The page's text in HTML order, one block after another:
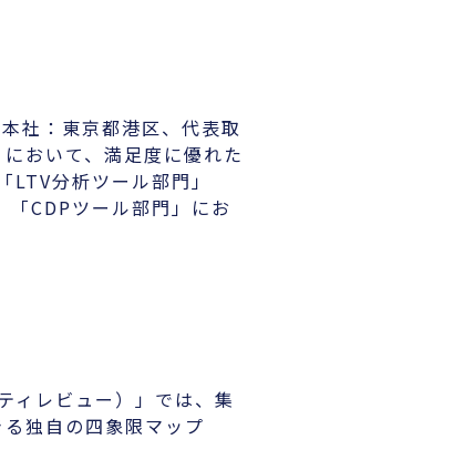
社：東京都港区、代表取
おいて、満足度に優れた
分析ツール部門」
CDPツール部門」にお
ィレビュー）」では、集
独自の四象限マップ